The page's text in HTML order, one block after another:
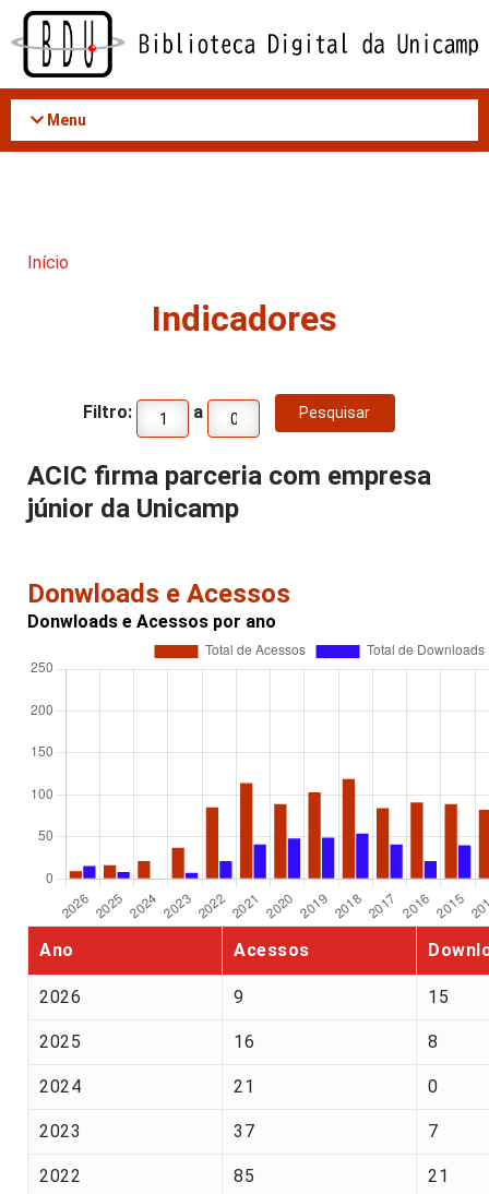
Acessar
conteúdo
Menu
Início
Indicadores
Filtro: a
ACIC firma parceria com empresa
júnior da Unicamp
Donwloads e Acessos
Donwloads e Acessos por ano
Ano Acessos
2026 9 15
2025 16 8
2024 21 0
2023 37 7
2022 85 21